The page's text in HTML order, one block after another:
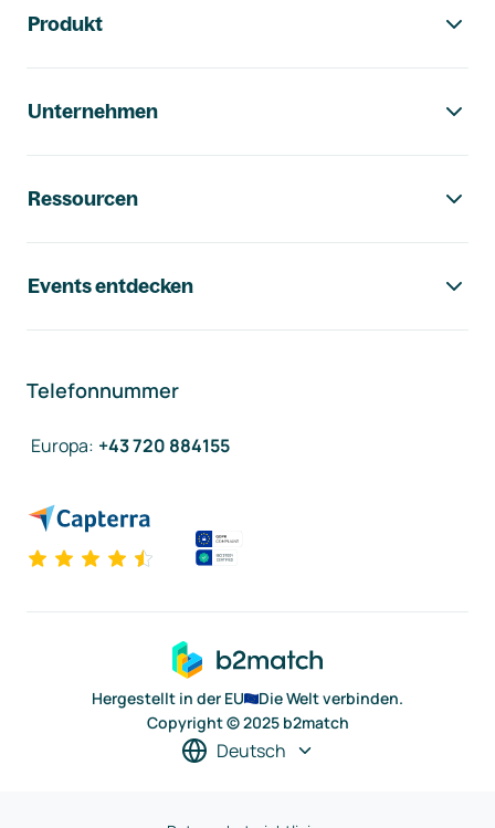
Produkt
Unternehmen
Ressourcen
Events entdecken
Telefonnummer
Europa: +43 720 884155
Hergestellt in der EU
Die Welt verbinden.
Copyright © 2025 b2match
Deutsch